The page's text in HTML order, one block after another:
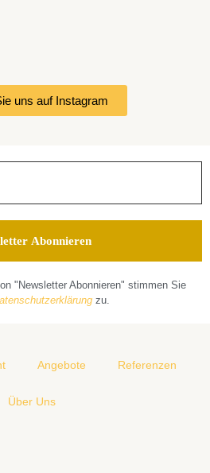
uns auf Instagram
"Newsletter Abonnieren" stimmen Sie
zu.
Angebote Referenzen
Über Uns